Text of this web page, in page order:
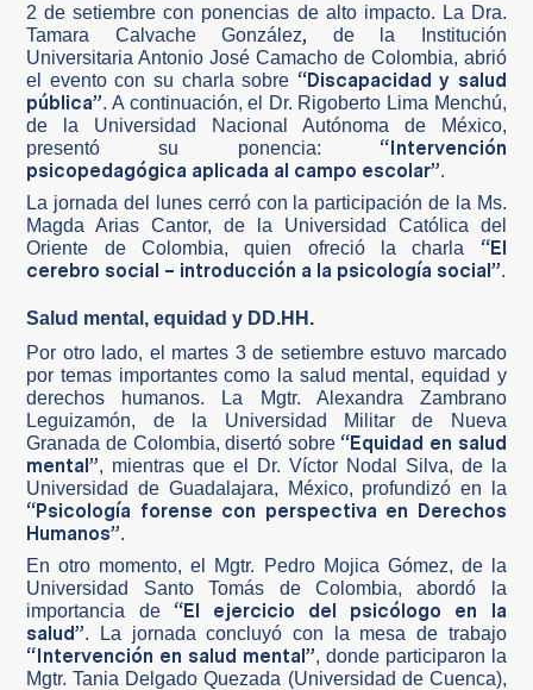
2 de setiembre con ponencias de alto impacto. La Dra.
Tamara Calvache González, de la Institución
Universitaria Antonio José Camacho de Colombia, abrió
el evento con su charla sobre “Discapacidad y salud
pública”. A continuación, el Dr. Rigoberto Lima Menchú,
de la Universidad Nacional Autónoma de México,
presentó su ponencia: “Intervención
psicopedagógica aplicada al campo escolar”.
La jornada del lunes cerró con la participación de la Ms.
Magda Arias Cantor, de la Universidad Católica del
Oriente de Colombia, quien ofreció la charla “El
cerebro social – introducción a la psicología social”.
Salud mental, equidad y DD.HH.
Por otro lado, el martes 3 de setiembre estuvo marcado
por temas importantes como la salud mental, equidad y
derechos humanos. La Mgtr. Alexandra Zambrano
Leguizamón, de la Universidad Militar de Nueva
Granada de Colombia, disertó sobre “Equidad en salud
mental”, mientras que el Dr. Víctor Nodal Silva, de la
Universidad de Guadalajara, México, profundizó en la
“Psicología forense con perspectiva en Derechos
Humanos”.
En otro momento, el Mgtr. Pedro Mojica Gómez, de la
Universidad Santo Tomás de Colombia, abordó la
importancia de “El ejercicio del psicólogo en la
salud”. La jornada concluyó con la mesa de trabajo
“Intervención en salud mental”, donde participaron la
Mgtr. Tania Delgado Quezada (Universidad de Cuenca),